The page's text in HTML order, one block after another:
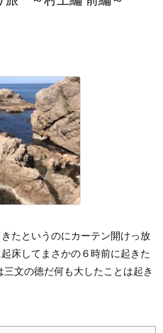
たというのにカーテン開けっ放
床してまさかの６時前に起きた
三文の徳だ何も大したことは起き